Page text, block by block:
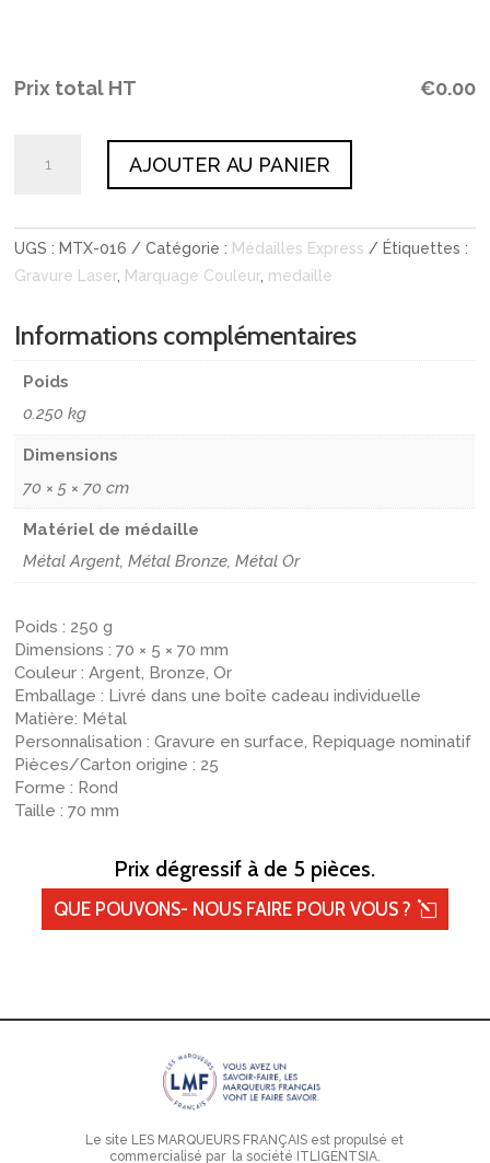
Prix total HT €0.00
laurier
en
métal
AJOUTER AU PANIER
UGS : MTX-016 Catégorie : Médailles Express
Étiquettes :
Gravure Laser, Marquage Couleur, medaille
Informations complémentaires
Poids
0.250 kg
Dimensions
70 × 5 × 70 cm
Matériel de médaille
Métal Argent, Métal Bronze, Métal Or
Poids : 250 g
Dimensions : 70 × 5 × 70 mm
Couleur : Argent, Bronze, Or
Emballage : Livré dans une boîte cadeau individuelle
Matière: Métal
Personnalisation : Gravure en surface, Repiquage nominatif
Pièces/Carton origine : 25
Forme : Rond
Taille : 70 mm
Prix dégressif à de 5 pièces.
QUE POUVONS- NOUS FAIRE POUR VOUS ?
Le site LES MARQUEURS FRANÇAIS est propulsé et
commercialisé par la société ITLIGENTSIA.